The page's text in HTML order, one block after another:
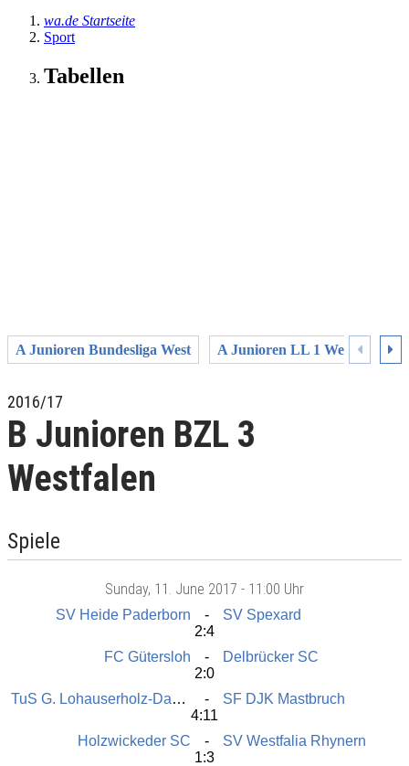
wa.de Startseite
Sport
Tabellen
A Junioren Bundesliga West A Junioren LL 1 Westfalen
2016/17
B Junioren BZL 3
Westfalen
Spiele
Sunday, 11. June 2017 - 11:00 Uhr
SV Heide Paderborn
SV Spexard
2:4
FC Gütersloh
Delbrücker SC
2:0
TuS G. Lohauserholz-Daberg
SF DJK Mastbruch
4:11
Holzwickeder SC
SV Westfalia Rhynern
1:3